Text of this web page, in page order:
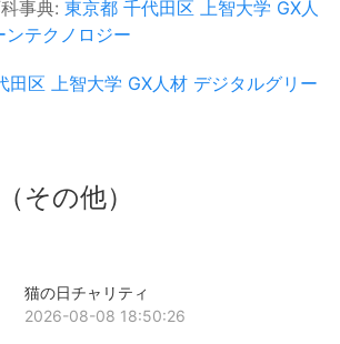
事典: 東京都 千代田区 上智大学 GX人
ンテクノロジー
田区 上智大学 GX人材 デジタルグリー
その他）
猫の日チャリティ
2026-08-08 18:50:26